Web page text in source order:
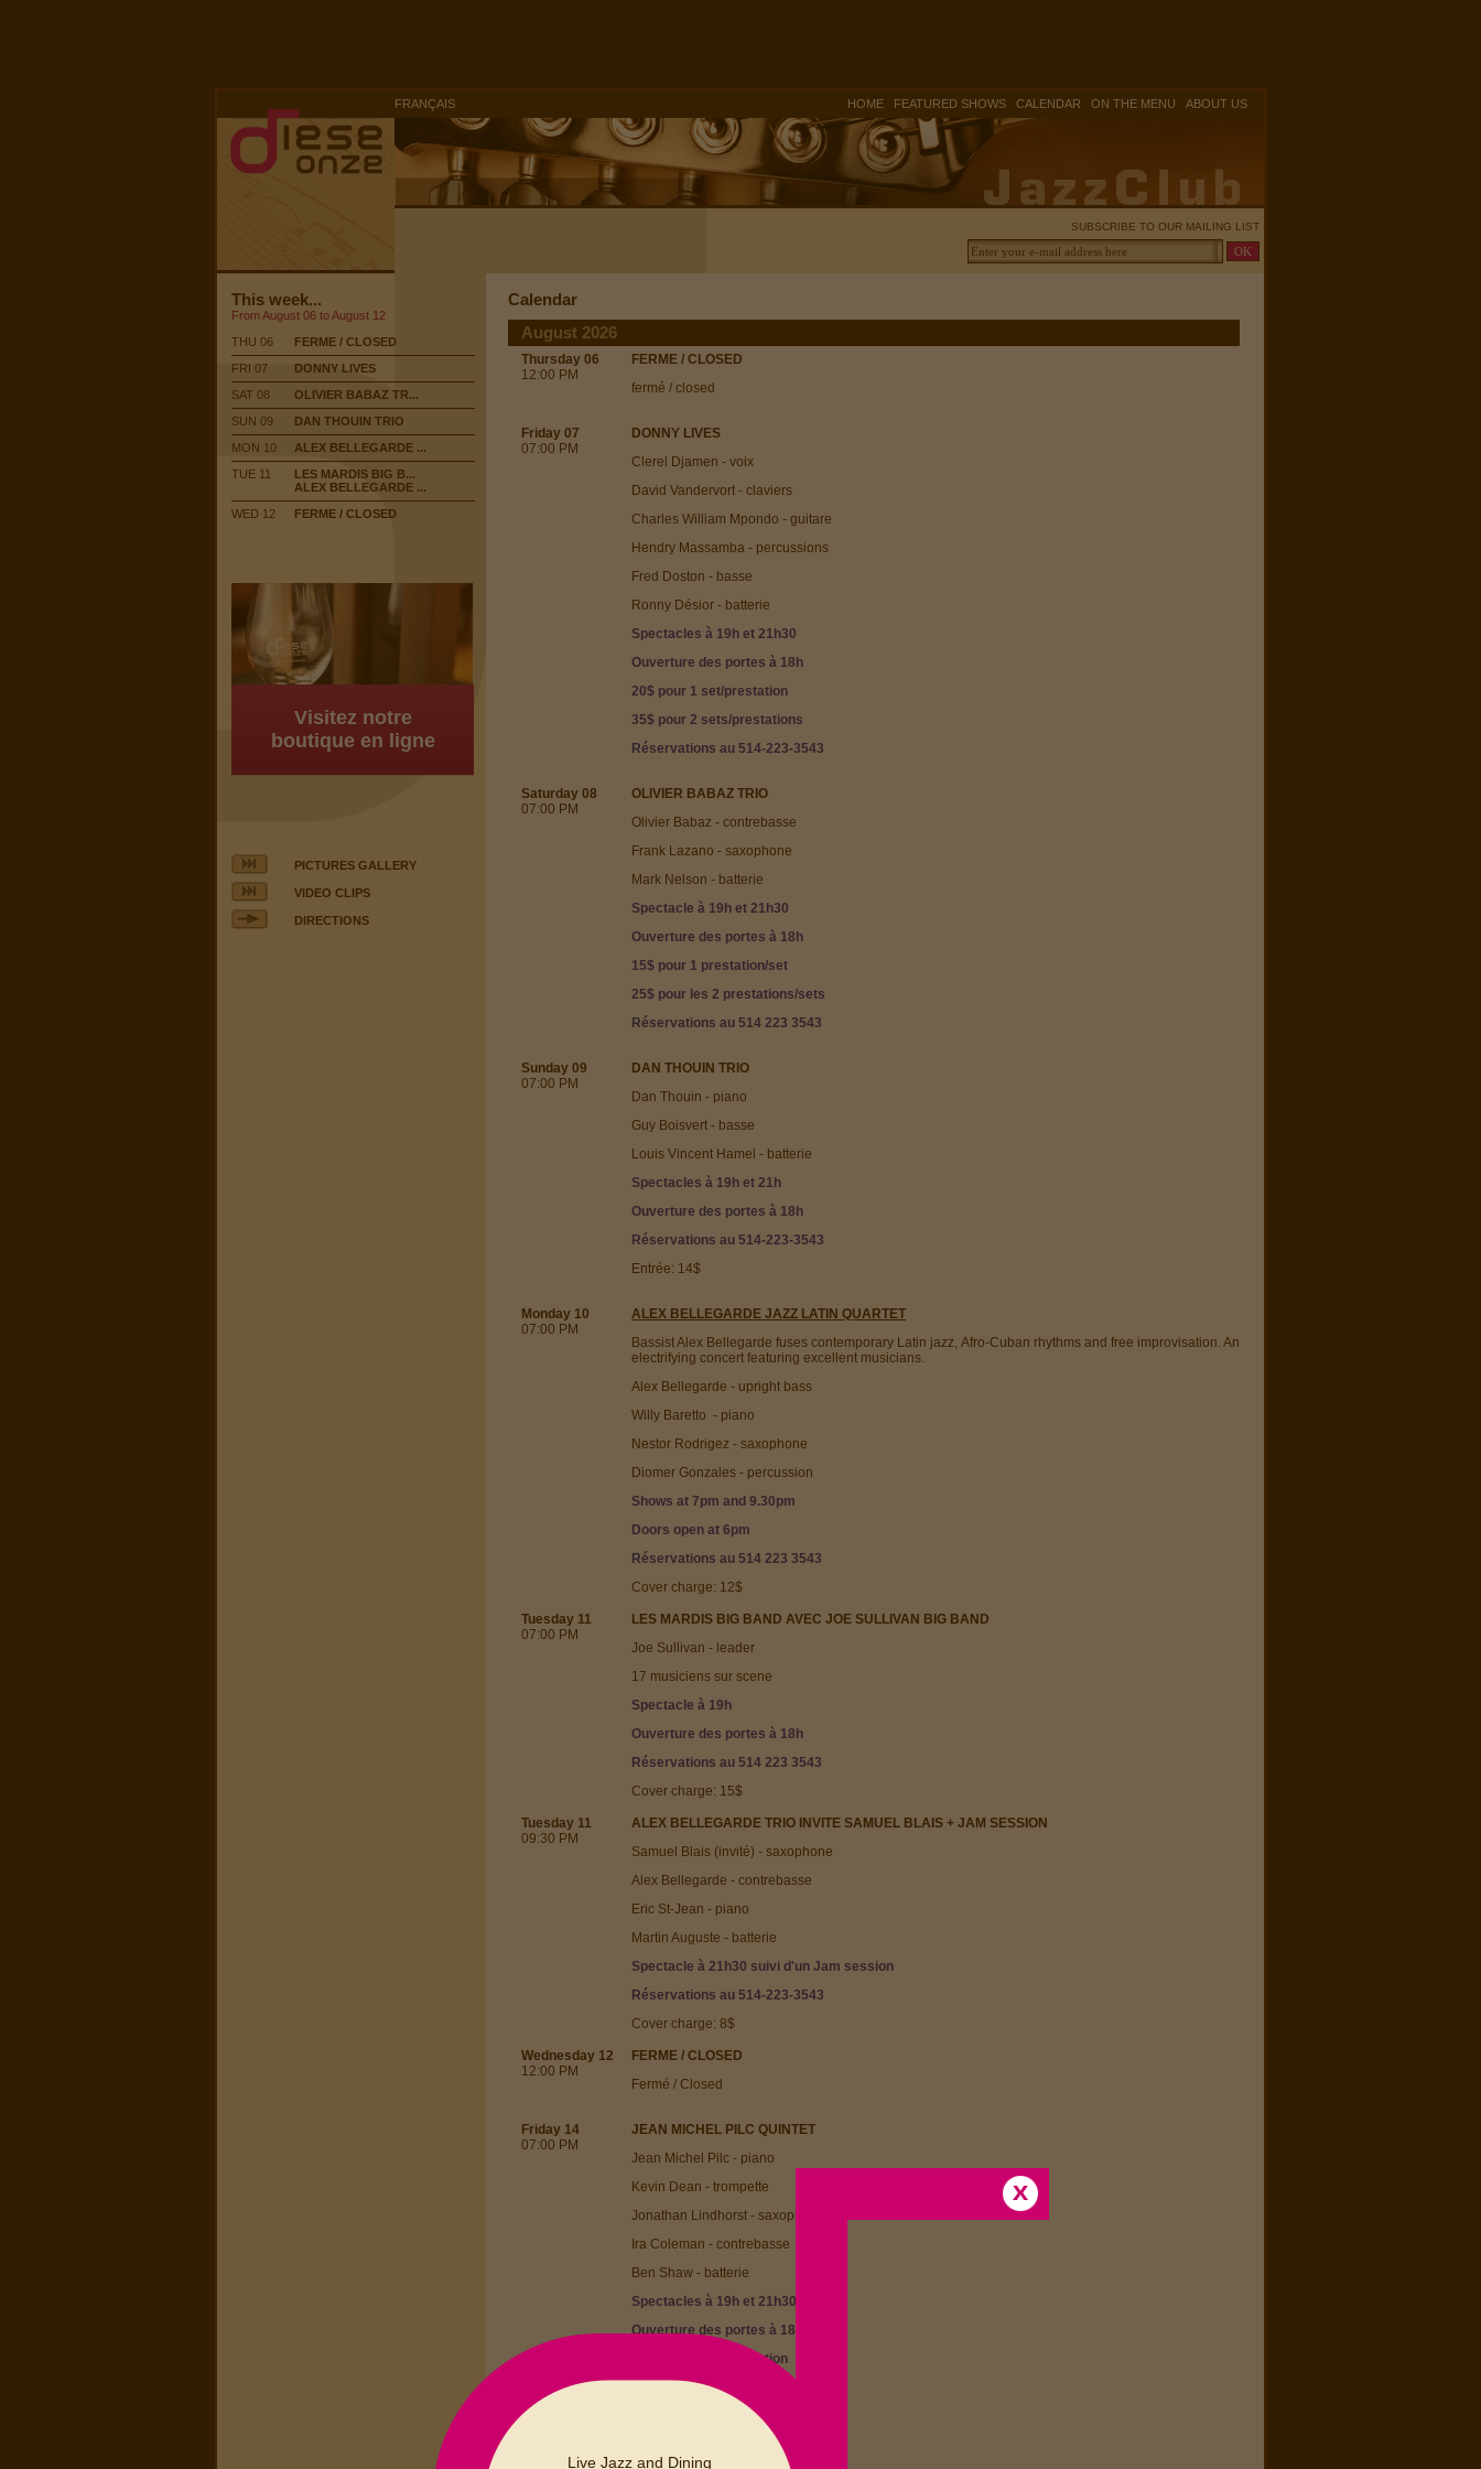
FRANÇAIS HOME FEATURED SHOWS CALENDAR ON THE MENU ABOUT US
SUBSCRIBE TO OUR MAILING LIST
This week...
From August 06 to August 12
THU 06
FERME / CLOSED
FRI 07
DONNY LIVES
SAT 08
OLIVIER BABAZ TR...
SUN 09
DAN THOUIN TRIO
MON 10
ALEX BELLEGARDE ...
TUE 11
LES MARDIS BIG B...
ALEX BELLEGARDE ...
WED 12
FERME / CLOSED
Visitez notre
boutique en ligne
PICTURES GALLERY
VIDEO CLIPS
DIRECTIONS
Calendar
August 2026
Thursday 06
12:00 PM
FERME / CLOSED
fermé / closed
Friday 07
07:00 PM
DONNY LIVES
Clerel Djamen - voix
David Vandervort - claviers
Charles William Mpondo - guitare
Hendry Massamba - percussions
Fred Doston - basse
Ronny Désior - batterie
Spectacles à 19h et 21h30
Ouverture des portes à 18h
20$ pour 1 set/prestation
35$ pour 2 sets/prestations
Réservations au 514-223-3543
Saturday 08
07:00 PM
OLIVIER BABAZ TRIO
Olivier Babaz - contrebasse
Frank Lazano - saxophone
Mark Nelson - batterie
Spectacle à 19h et 21h30
Ouverture des portes à 18h
15$ pour 1 prestation/set
25$ pour les 2 prestations/sets
Réservations au 514 223 3543
Sunday 09
07:00 PM
DAN THOUIN TRIO
Dan Thouin - piano
Guy Boisvert - basse
Louis Vincent Hamel - batterie
Spectacles à 19h et 21h
Ouverture des portes à 18h
Réservations au 514-223-3543
Entrée: 14$
Monday 10
07:00 PM
ALEX BELLEGARDE JAZZ LATIN QUARTET
Bassist Alex Bellegarde fuses contemporary Latin jazz, Afro-Cuban rhythms and free improvisation. An
electrifying concert featuring excellent musicians.
Alex Bellegarde - upright bass
Willy Baretto - piano
Nestor Rodrigez - saxophone
Diomer Gonzales - percussion
Shows at 7pm and 9.30pm
Doors open at 6pm
Réservations au 514 223 3543
Cover charge: 12$
Tuesday 11
07:00 PM
LES MARDIS BIG BAND AVEC JOE SULLIVAN BIG BAND
Joe Sullivan - leader
17 musiciens sur scene
Spectacle à 19h
Ouverture des portes à 18h
Réservations au 514 223 3543
Cover charge: 15$
Tuesday 11
09:30 PM
ALEX BELLEGARDE TRIO INVITE SAMUEL BLAIS + JAM SESSION
Samuel Blais (invité) - saxophone
Alex Bellegarde - contrebasse
Eric St-Jean - piano
Martin Auguste - batterie
Spectacle à 21h30 suivi d'un Jam session
Réservations au 514-223-3543
Cover charge: 8$
Wednesday 12
12:00 PM
FERME / CLOSED
Fermé / Closed
Friday 14
07:00 PM
JEAN MICHEL PILC QUINTET
Jean Michel Pilc - piano
Kevin Dean - trompette
Jonathan Lindhorst - saxophone
Ira Coleman - contrebasse
Ben Shaw - batterie
Spectacles à 19h et 21h30
Ouverture des portes à 18h
15$ pour 1 set/prestation
25$ pour 2 sets/prestations
Réservations au 514-223-3543
Saturday 15
YANNICK RIEU
Live Jazz and Dining